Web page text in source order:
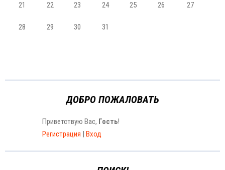
21 22 23 24 25 26 27
28 29 30 31
ДОБРО ПОЖАЛОВАТЬ
Приветствую Вас, Гость!
Регистрация | Вход